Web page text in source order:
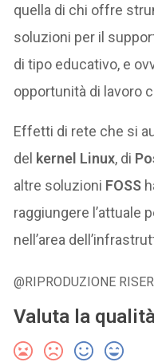
quella di chi offre
soluzioni per il
di tipo educativo, e
opportunità di lavoro
Effetti di rete che si
del kernel Linux, di
altre soluzioni FOSS
raggiungere l’attuale
nell’area
@RIPRODUZIONE
Valuta la